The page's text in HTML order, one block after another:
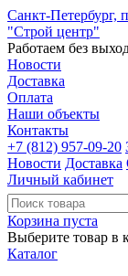
Санкт-Петербург,
"Строй центр"
Работаем без
Новости
Доставка
Оплата
Наши объекты
Контакты
+7 (812) 957-09-20
Новости Доставка
Личный кабинет
Корзина пуста
Выберите товар в
Каталог